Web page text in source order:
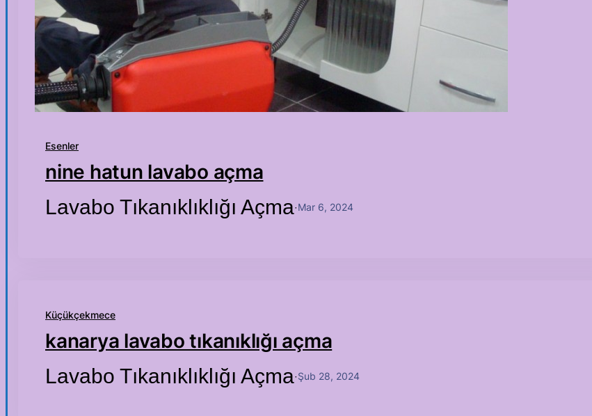
Esenler
nine hatun lavabo açma
Lavabo Tıkanıklıklığı Açma·Mar 6, 2024
Küçükçekmece
kanarya lavabo tıkanıklığı açma
Lavabo Tıkanıklıklığı Açma·Şub 28, 2024